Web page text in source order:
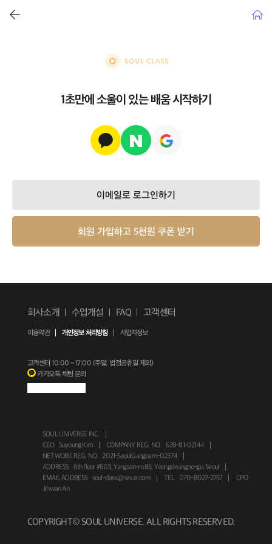
뒤로가기 홈
soul class
1초만에 소울이 있는 배움 시작하기
이메일로 로그인하기
회원 가입하고 5천원 쿠폰 받기
회사소개 수업개설 FAQ 고객센터
이용약관 개인정보 처리방침 사업자정보
고객센터10:00 ~ 17:00 (주말, 법정공휴일 제외)
카카오톡 채팅 문의
SOUL UNIVERSE INC.
CEO
Suyoung Kim COMPANY REG. NO.
639-81-02144
NETWORK REG. NO.
2021-SeoulGangnam-02374
ADDRESS
6th floor #603, Yangsan-ro 85, Yeongdeungpo-gu, Seoul
EMAIL ADDRESS
soul-class@naver.com TEL 070-8027-2757
CPO
Jihwan An
COPYRIGHT© SOUL UNIVERSE. ALL RIGHTS RESERVED.